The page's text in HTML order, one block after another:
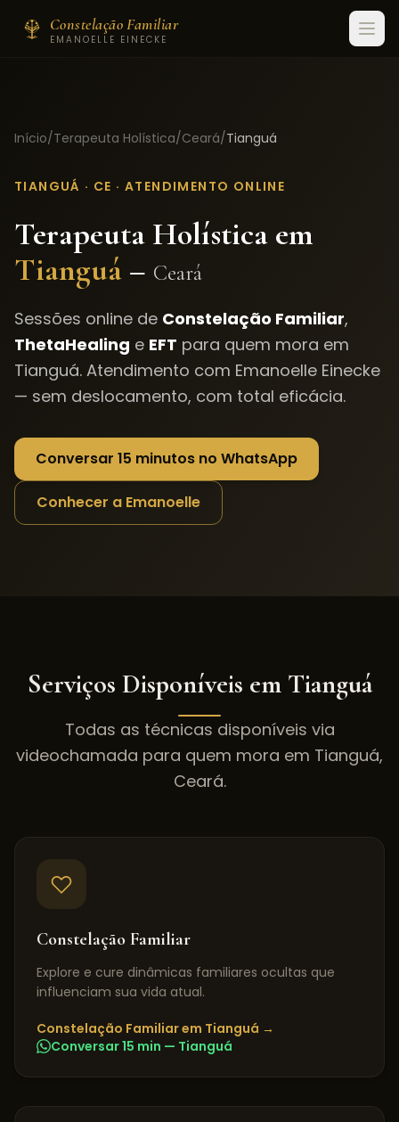
Constelação Familiar
EMANOELLE EINECKE
Início/Terapeuta Holística/Ceará/Tianguá
TIANGUÁ · CE · ATENDIMENTO ONLINE
Terapeuta Holística em
Tianguá – Ceará
Sessões online de Constelação Familiar,
ThetaHealing e EFT para quem mora em
Tianguá. Atendimento com Emanoelle Einecke
— sem deslocamento, com total eficácia.
Conversar 15 minutos no WhatsApp
Conhecer a Emanoelle
Serviços Disponíveis em Tianguá
Todas as técnicas disponíveis via
videochamada para quem mora em Tianguá,
Ceará.
Constelação Familiar
Explore e cure dinâmicas familiares ocultas que
influenciam sua vida atual.
Constelação Familiarem Tianguá →
Conversar 15 min — Tianguá